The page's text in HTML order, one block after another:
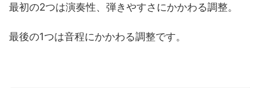
最初の2つは演奏性、弾きやすさにかかわる調整。
最後の1つは音程にかかわる調整です。